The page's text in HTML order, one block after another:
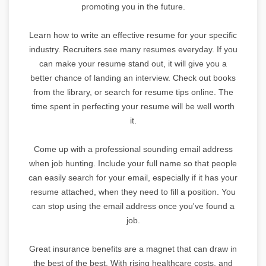
promoting you in the future.
Learn how to write an effective resume for your specific
industry. Recruiters see many resumes everyday. If you
can make your resume stand out, it will give you a
better chance of landing an interview. Check out books
from the library, or search for resume tips online. The
time spent in perfecting your resume will be well worth
it.
Come up with a professional sounding email address
when job hunting. Include your full name so that people
can easily search for your email, especially if it has your
resume attached, when they need to fill a position. You
can stop using the email address once you've found a
job.
Great insurance benefits are a magnet that can draw in
the best of the best. With rising healthcare costs, and